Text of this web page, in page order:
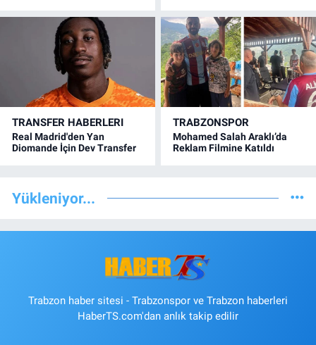
TRANSFER HABERLERI
Real Madrid'den Yan
Diomande İçin Dev Transfer
TRABZONSPOR
Mohamed Salah Araklı’da
Reklam Filmine Katıldı
Yükleniyor...
Trabzon haber sitesi - Trabzonspor ve Trabzon haberleri
HaberTS.com'dan anlık takip edilir